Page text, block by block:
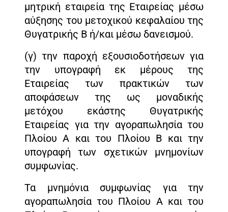
μητρική εταιρεία της Εταιρείας μέσω
αύξησης του μετοχικού κεφαλαίου της
Θυγατρικής Β ή/και μέσω δανεισμού.
(γ) την παροχή εξουσιοδοτήσεων για
την υπογραφή εκ μέρους της
Εταιρείας των πρακτικών των
αποφάσεων της ως μοναδικής
μετόχου εκάστης Θυγατρικής
Εταιρείας για την αγοραπωλησία του
Πλοίου Α και του Πλοίου Β και την
υπογραφή των σχετικών μνημονίων
συμφωνίας.
Τα μνημόνια συμφωνίας για την
αγοραπωλησία του Πλοίου Α και του